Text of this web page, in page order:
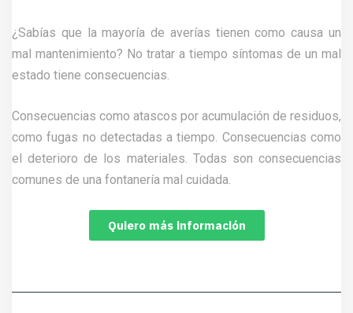
¿Sabías que la mayoría de averías tienen como causa un
mal mantenimiento? No tratar a tiempo síntomas de un mal
estado tiene consecuencias.
Consecuencias como atascos por acumulación de residuos,
como fugas no detectadas a tiempo. Consecuencias como
el deterioro de los materiales. Todas son consecuencias
comunes de una fontanería mal cuidada.
Quiero más información